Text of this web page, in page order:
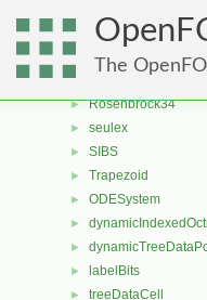
The
► rodas34
► Rosenbrock12
►
► Rosenbrock34
► seulex
► SIBS
► Trapezoid
► ODESystem
►
►
► labelBits
► treeDataCell